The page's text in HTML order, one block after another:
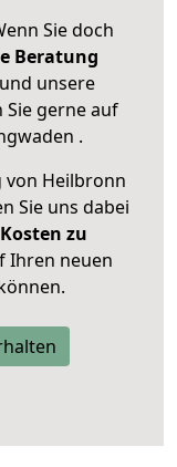
Sie doch
Beratung
unsere
gerne auf
.
von Heilbronn
Sie uns dabei
zu
Ihren neuen